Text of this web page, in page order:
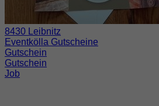
8430 Leibnitz
Eventkölla Gutscheine
Gutschein
Gutschein
Job